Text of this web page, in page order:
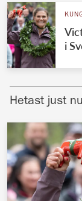
i
Hetast just nu